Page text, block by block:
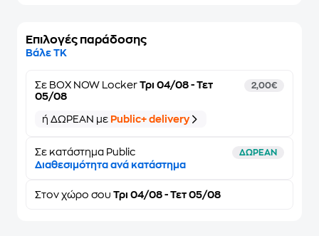
Επιλογές παράδοσης
Βάλε ΤΚ
Σε BOX NOW Locker Τρι 04/08 - Τετ
05/08
2,00€
ή ΔΩΡΕΑΝ με Public+ delivery
Σε κατάστημα Public ΔΩΡΕΑΝ
Διαθεσιμότητα ανά κατάστημα
Στον χώρο σου Τρι 04/08 - Τετ 05/08